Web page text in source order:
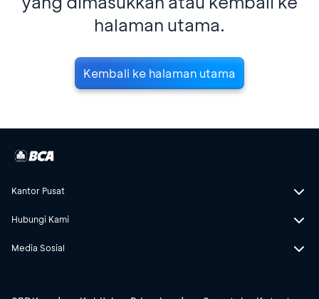
halaman utama.
Kembali ke halaman utama
Kantor Pusat
Hubungi Kami
Media Sosial